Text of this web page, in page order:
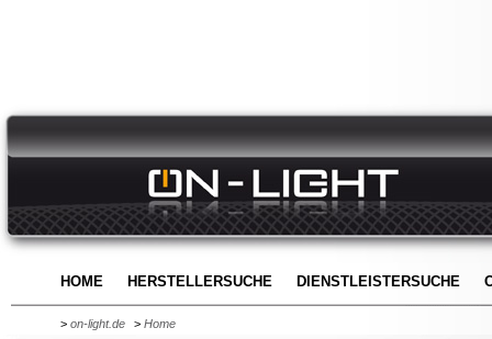
HOME HERSTELLERSUCHE DIENSTLEISTERSUCHE
> on-light.de > Home